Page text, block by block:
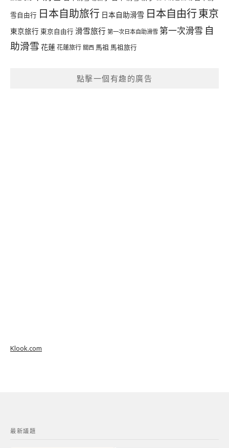
雪自由行 日本自助旅行 日本自助滑雪 日本自由行東京
東京旅行 東京自由行 滑雪旅行 第一次日本自助滑雪 第一次滑雪 自
助滑雪 花蓮花蓮旅行 關西 馬祖 馬祖旅行
點擊一個有趣的廣告
Klook.com
最新議題